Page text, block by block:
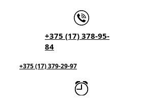
+375 (17) 378-95-
84
+375 (17) 379-29-97